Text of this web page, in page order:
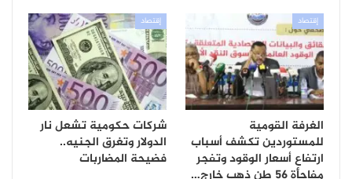
إقتصاد
الغرفة القومية
للمستوردين تكشف أسباب
ارتفاع أسعار الوقود وتفجر
إقتصاد
شركات حكومية تشعل نار
الدولار وتغرق الجنيه..
فضيحة المضاربات